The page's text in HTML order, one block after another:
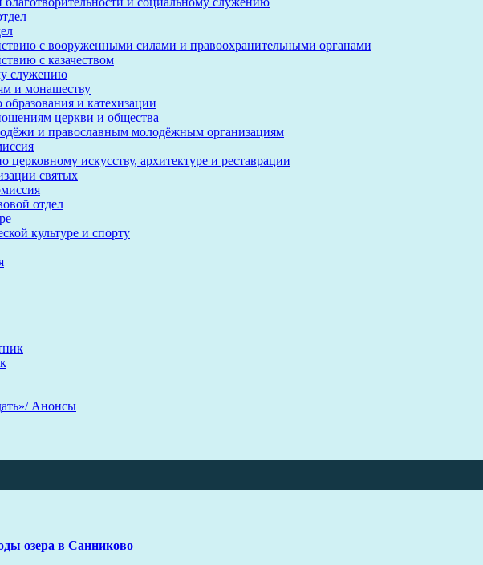
с вооруженными силами и правоохранительными органами
с казачеством
служению
и монашеству
и катехизации
церкви и общества
и православным молодёжным организациям
церковному искусству, архитектуре и реставрации
святых
отдел
культуре и спорту
Анонсы
озера в Санниково